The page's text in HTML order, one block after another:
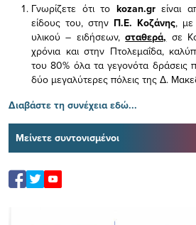
Γνωρίζετε ότι το kozan.gr είναι
είδους του, στην Π.Ε. Κοζάνης,
υλικού – ειδήσεων,σταθερά, σε
χρόνια και στην Πτολεμαΐδα,
του 80% όλα τα γεγονότα δράσεις
δύο μεγαλύτερες πόλεις της Δ.
Διαβάστε τη συνέχεια εδώ...
Μείνετε συντονισμένοι